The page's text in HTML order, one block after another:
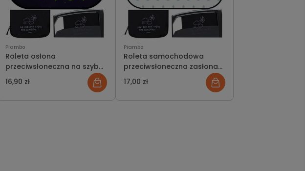
Piambo
Roleta osłona
przeciwsłoneczna na szybę
samochodu z ochroną UV
na magnes
16,90 zł
Piambo
Roleta samochodowa
przeciwsłoneczna zasłona
osłonka do samochodu z
ochroną UV
17,00 zł